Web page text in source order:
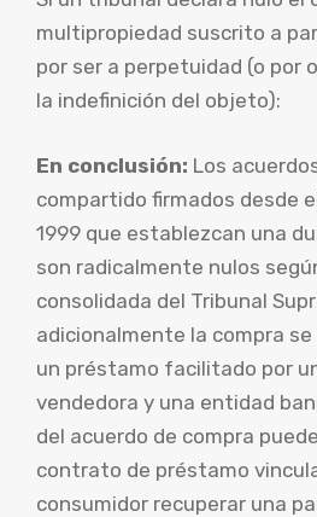
multipropiedad suscrito a
por ser a perpetuidad (o por
la indefinición del objeto):
En conclusión: Los
compartido firmados desde
1999 que establezcan una
son radicalmente nulos
consolidada del Tribunal
adicionalmente la compra
un préstamo facilitado por
vendedora y una entidad
del acuerdo de compra
contrato de préstamo
consumidor recuperar una